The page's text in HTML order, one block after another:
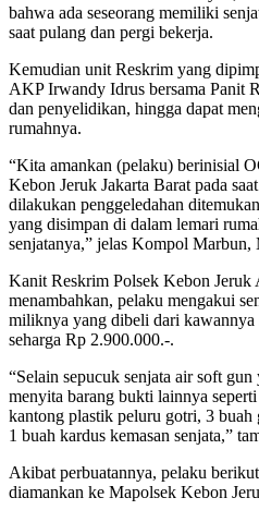
bahwa ada seseorang memiliki
saat pulang dan pergi bekerja.
Kemudian unit Reskrim yang
AKP Irwandy Idrus bersama Panit
dan penyelidikan, hingga dapat
rumahnya.
“Kita amankan (pelaku) berinisial
Kebon Jeruk Jakarta Barat pada
dilakukan penggeledahan
yang disimpan di dalam lemari
senjatanya,” jelas Kompol Marbun,
Kanit Reskrim Polsek Kebon
menambahkan, pelaku mengakui
miliknya yang dibeli dari kawannya
seharga Rp 2.900.000.-.
“Selain sepucuk senjata air soft
menyita barang bukti lainnya
kantong plastik peluru gotri, 3 buah
1 buah kardus kemasan senjata,”
Akibat perbuatannya, pelaku
diamankan ke Mapolsek Kebon